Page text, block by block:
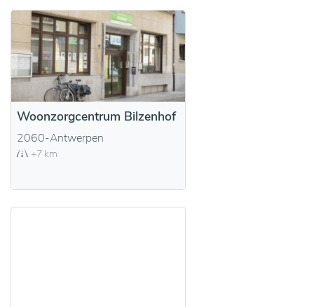
Woonzorgcentrum Bilzenhof
2060-Antwerpen
+7 km